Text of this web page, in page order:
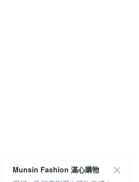
Munsin Fashion 滿心購物